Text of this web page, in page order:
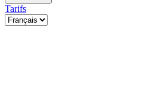
Tarifs